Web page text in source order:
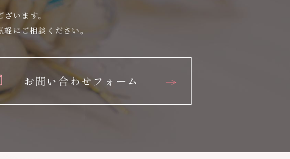
います。
軽にご相談ください。
お問い合わせフォーム